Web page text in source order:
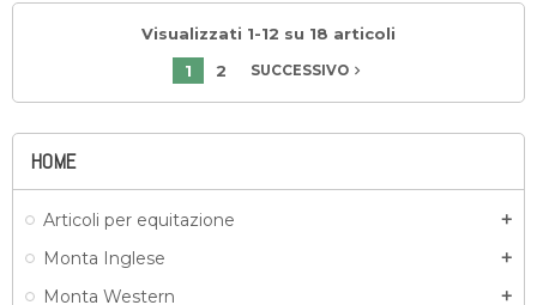
HOME
Articoli per equitazione add
Monta Inglese add
Monta Western add
Visualizzati 1-12 su 18 articoli
1
2 SUCCESSIVOnavigate_next